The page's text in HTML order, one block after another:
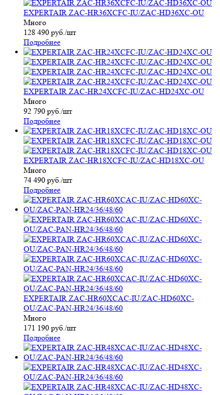
EXPERTAIR ZAC-HR36XCFC-IU/ZAC-HD36XC-OU
Много
128 490 руб./шт
Подробнее
EXPERTAIR ZAC-HR24XCFC-IU/ZAC-HD24XC-OU
Много
92 790 руб./шт
Подробнее
EXPERTAIR ZAC-HR18XCFC-IU/ZAC-HD18XC-OU
Много
74 490 руб./шт
Подробнее
EXPERTAIR ZAC-HR60XCAC-IU/ZAC-HD60XC-
OU/ZAC-PAN-HR24/36/48/60
Много
171 190 руб./шт
Подробнее